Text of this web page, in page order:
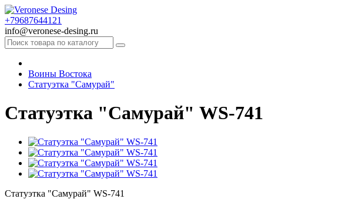
+79687644121
info@veronese-desing.ru
Воины Востока
Статуэтка "Самурай"
Статуэтка "Самурай" WS-741
Статуэтка "Самурай" WS-741